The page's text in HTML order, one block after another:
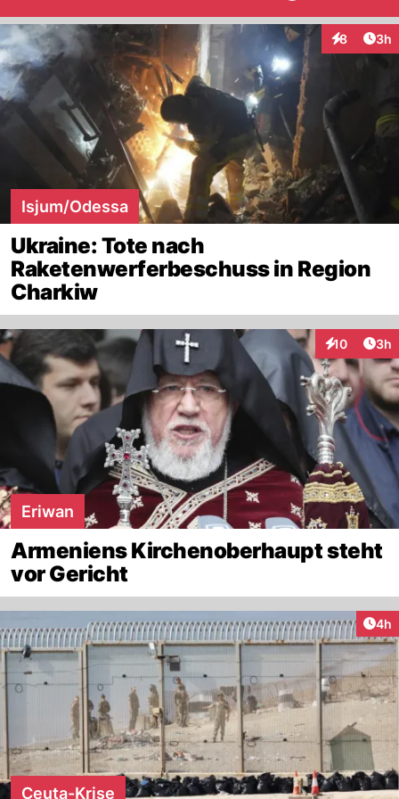
8 3h
Isjum/Odessa
Ukraine: Tote nach
Raketenwerferbeschuss in Region
Charkiw
10
Interaktionen
3h
Eriwan
Armeniens Kirchenoberhaupt steht
vor Gericht
4h
Ceuta-Krise